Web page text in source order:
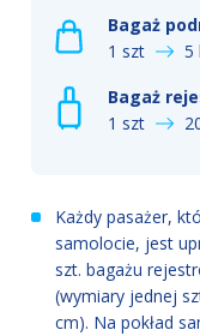
Bagaż
1 szt
5
Bagaż
1 szt
Każdy pasażer,
samolocie, jest
szt. bagażu
(wymiary jednej
cm). Na pokład